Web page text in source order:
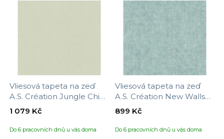
Vliesová tapeta na zeď
A.S. Création Jungle Chic
377033, velikost 10,05 x
Do 6 pracovních dnů u vás doma
1 079 Kč
Vliesová tapeta na zeď
A.S. Création New Walls
374233, velikost 10,05 x
Do 6 pracovních dnů u vás doma
899 Kč